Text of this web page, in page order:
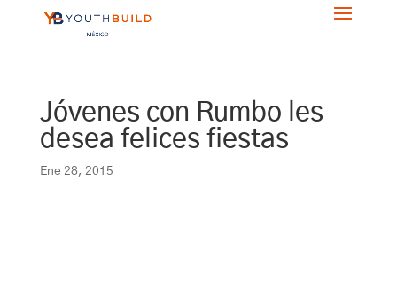
Jóvenes con Rumbo les
desea felices fiestas
Ene 28, 2015